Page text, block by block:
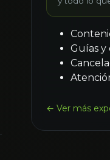
Guías y
← Ver más